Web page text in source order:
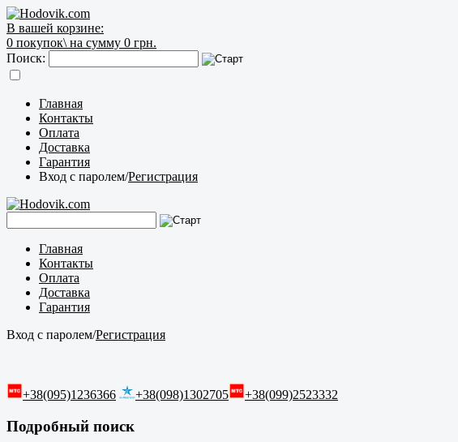
В вашей корзине:
0 покупок\ на сумму 0 грн.
Поиск:
Главная
Контакты
Оплата
Доставка
Гарантия
Вход с паролем/Регистрация
Главная
Контакты
Оплата
Доставка
Гарантия
Вход с паролем/Регистрация
+38(095)1236366 +38(098)1302705 +38(099)2523332
Подробный поиск